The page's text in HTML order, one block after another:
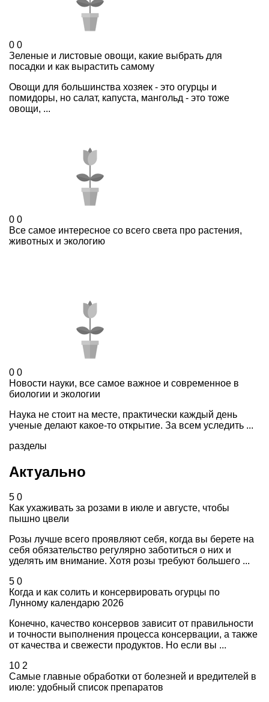
0 0
Зеленые и листовые овощи, какие выбрать для
посадки и как вырастить самому
Овощи для большинства хозяек - это огурцы и
помидоры, но салат, капуста, мангольд - это тоже
овощи, ...
0 0
Все самое интересное со всего света про растения,
животных и экологию
0 0
Новости науки, все самое важное и современное в
биологии и экологии
Наука не стоит на месте, практически каждый день
ученые делают какое-то открытие. За всем уследить ...
разделы
Актуально
5 0
Как ухаживать за розами в июле и августе, чтобы
пышно цвели
Розы лучше всего проявляют себя, когда вы берете на
себя обязательство регулярно заботиться о них и
уделять им внимание. Хотя розы требуют большего ...
5 0
Когда и как солить и консервировать огурцы по
Лунному календарю 2026
Конечно, качество консервов зависит от правильности
и точности выполнения процесса консервации, а также
от качества и свежести продуктов. Но если вы ...
10 2
Самые главные обработки от болезней и вредителей в
июле: удобный список препаратов